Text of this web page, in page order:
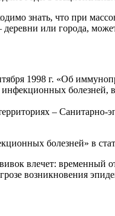
знать, что при
или города,
1998 г. «Об
инфекционных
территориях –
болезней» в
влечет: временный
возникновения